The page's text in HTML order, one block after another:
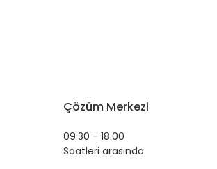
Çözüm Merkezi
09.30 - 18.00
Saatleri arasında